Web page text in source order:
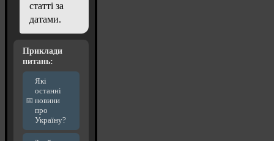
статті за
датами.
Приклади
питань:
Які
останні
новини
про
Україну?